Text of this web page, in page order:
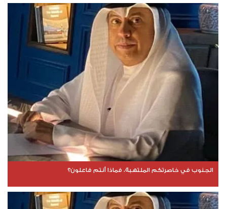
الجنوب في خاصرتكم الملتهبة، فماذا أنتم فاعلون؟